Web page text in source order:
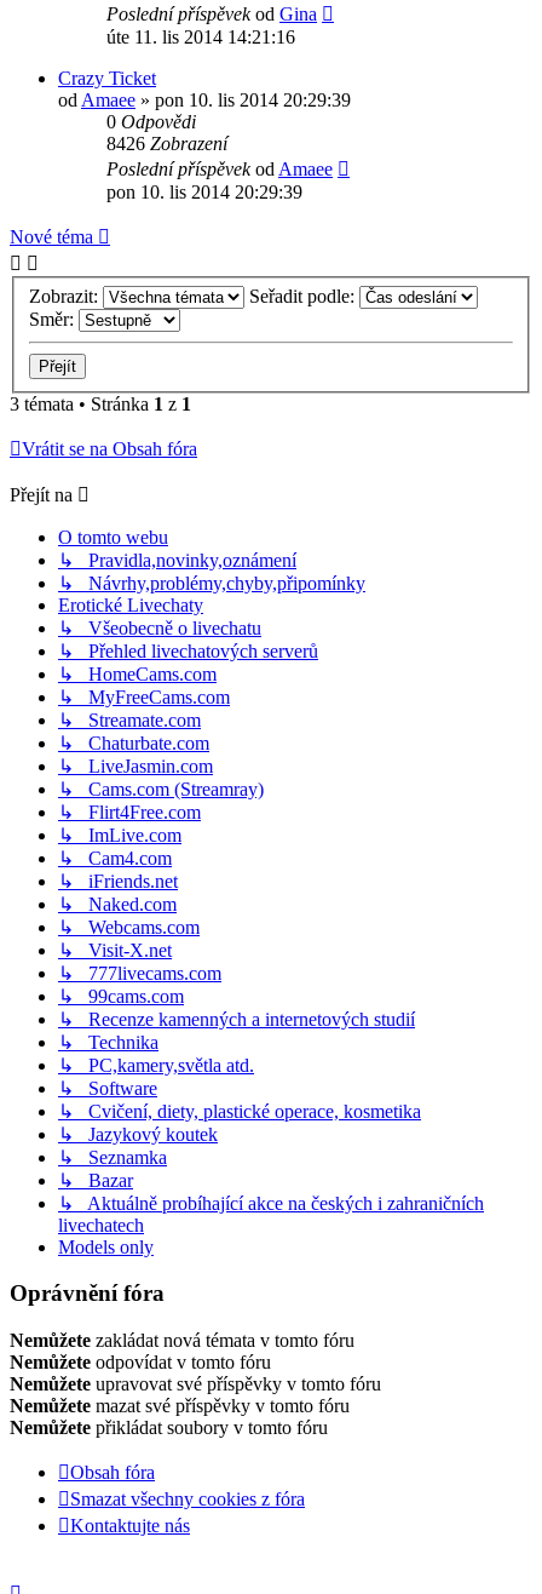
Poslední příspěvekod Gina
úte 11. lis 2014 14:21:16
Crazy Ticket
od Amaee » pon 10. lis 2014 20:29:39
0 Odpovědi
8426 Zobrazení
Poslední příspěvekod Amaee
pon 10. lis 2014 20:29:39
Nové téma
Zobrazit:
Seřadit podle:
Směr:
3 témata • Stránka 1 z 1
Vrátit se na Obsah fóra
Přejít na
O tomto webu
↳ Pravidla,novinky,oznámení
↳ Návrhy,problémy,chyby,připomínky
Erotické Livechaty
↳ Všeobecně o livechatu
↳ Přehled livechatových serverů
↳ HomeCams.com
↳ MyFreeCams.com
↳ Streamate.com
↳ Chaturbate.com
↳ LiveJasmin.com
↳ Cams.com (Streamray)
↳ Flirt4Free.com
↳ ImLive.com
↳ Cam4.com
↳ iFriends.net
↳ Naked.com
↳ Webcams.com
↳ Visit-X.net
↳ 777livecams.com
↳ 99cams.com
↳ Recenze kamenných a internetových studií
↳ Technika
↳ PC,kamery,světla atd.
↳ Software
↳ Cvičení, diety, plastické operace, kosmetika
↳ Jazykový koutek
↳ Seznamka
↳ Bazar
↳ Aktuálně probíhající akce na českých i zahraničních
livechatech
Models only
Oprávnění fóra
Nemůžete zakládat nová témata v tomto fóru
Nemůžete odpovídat v tomto fóru
Nemůžete upravovat své příspěvky v tomto fóru
Nemůžete mazat své příspěvky v tomto fóru
Nemůžete přikládat soubory v tomto fóru
Obsah fóra
Smazat všechny cookies z fóra
Kontaktujte nás